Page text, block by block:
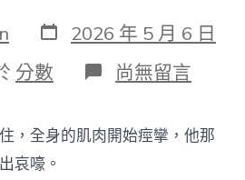
發
表
日
期
2026 年 5 月 6 日
分數 在
〈庇
孩
子
尚無留言
，全身的肌肉開始痙攣，他那
哀嚎。